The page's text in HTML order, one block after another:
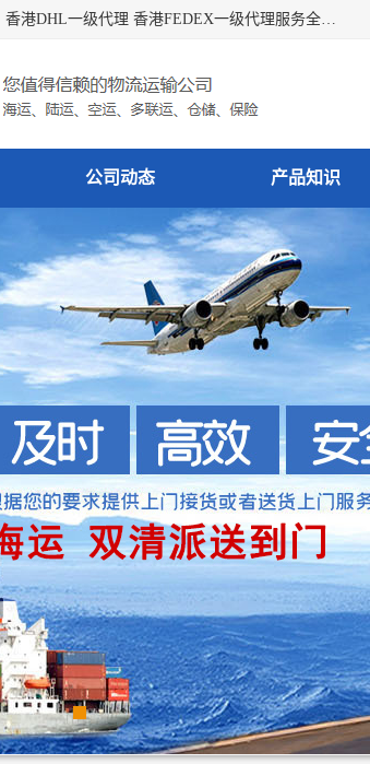
广州深圳东莞上海香港起运到日本各地日本专线快递物流，流通王，日本专线，香港DHL一级代理 香港FEDEX一级代理服务全球主要地区。我司各员工在国际物流行业经验超8年，热枕为各广大进口商与进口商提供优质服务.
公司动态 产品知识